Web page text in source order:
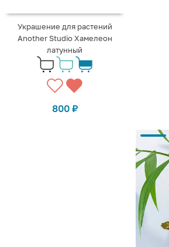
Украшение для растений
Another Studio Хамелеон
латунный
800 ₽